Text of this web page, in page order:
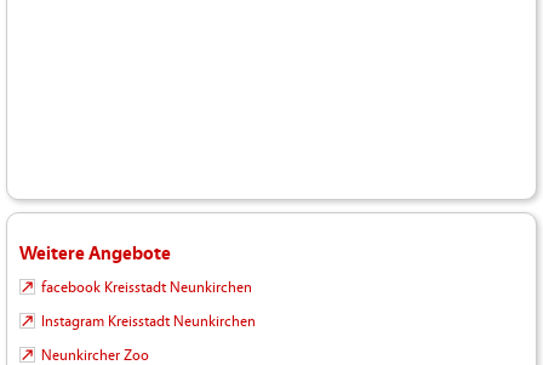
Weitere Angebote
facebook Kreisstadt Neunkirchen
Instagram Kreisstadt Neunkirchen
Neunkircher Zoo